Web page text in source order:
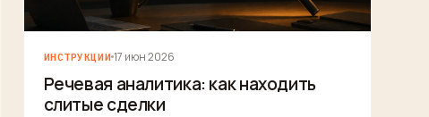
ИНСТРУКЦИИ 17 июн 2026
Речевая аналитика: как находить
слитые сделки